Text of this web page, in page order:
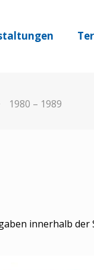
1980 – 1989
innerhalb